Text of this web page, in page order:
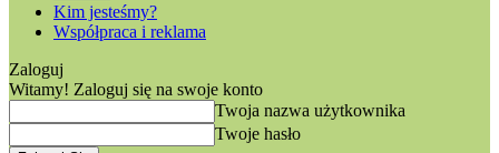
Kim jesteśmy?
Współpraca i reklama
Zaloguj
Witamy! Zaloguj się na swoje konto
Twoja nazwa użytkownika
Twoje hasło